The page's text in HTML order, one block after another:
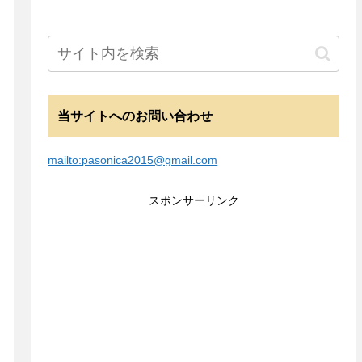
当サイトへのお問い合わせ
mailto:pasonica2015@gmail.com
スポンサーリンク